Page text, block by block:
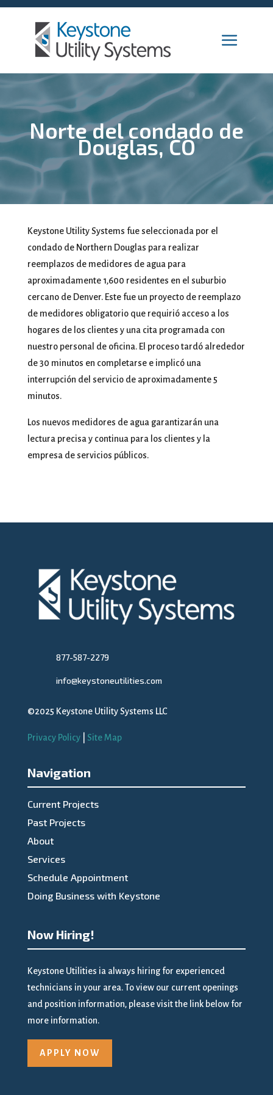
Norte del condado de
Douglas, CO
Keystone Utility Systems fue seleccionada por el
condado de Northern Douglas para realizar
reemplazos de medidores de agua para
aproximadamente 1,600 residentes en el suburbio
cercano de Denver. Este fue un proyecto de reemplazo
de medidores obligatorio que requirió acceso a los
hogares de los clientes y una cita programada con
nuestro personal de oficina. El proceso tardó alrededor
de 30 minutos en completarse e implicó una
interrupción del servicio de aproximadamente 5
minutos.
Los nuevos medidores de agua garantizarán una
lectura precisa y continua para los clientes y la
empresa de servicios públicos.
877-587-2279
info@keystoneutilities.com
©2025 Keystone Utility Systems LLC
Privacy Policy| Site Map
Navigation
Current Projects
Past Projects
About
Services
Schedule Appointment
Doing Business with Keystone
Now Hiring!
Keystone Utilities ia always hiring for experienced
technicians in your area. To view our current openings
and position information, please visit the link below for
more information.
APPLY NOW